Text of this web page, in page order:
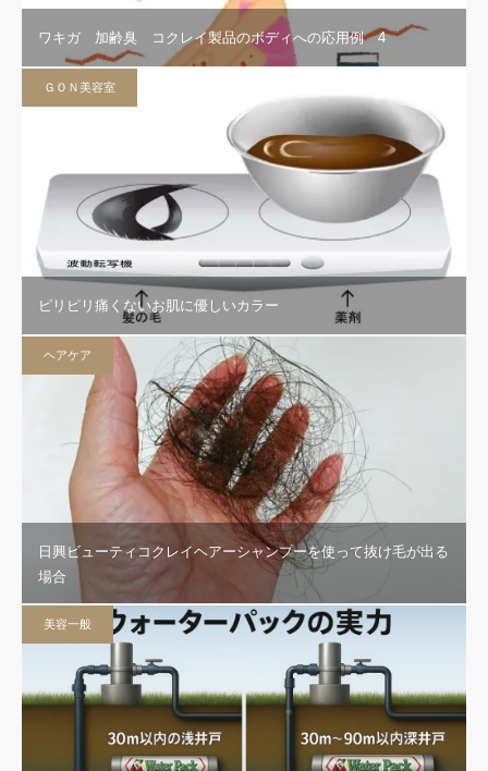
ワキガ 加齢臭 コクレイ製品のボディへの応用例 4
ＧＯＮ美容室
ピリピリ痛くないお肌に優しいカラー
ヘアケア
日興ビューティコクレイヘアーシャンプーを使って抜け毛が出る
場合
美容一般